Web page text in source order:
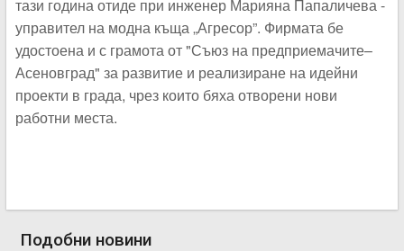
тази година отиде при инженер Марияна Папаличева -
управител на модна къща „Агресор”. Фирмата бе
удостоена и с грамота от "Съюз на предприемачите–
Асеновград" за развитие и реализиране на идейни
проекти в града, чрез които бяха отворени нови
работни места.
Подобни новини